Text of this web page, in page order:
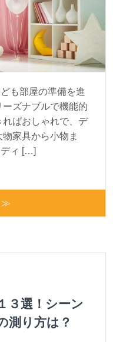
も部屋の準備を進
ズナブルで機能的
ばおしゃれで、デ
家具から小物ま
ディ […]
≫
３選！シーン
測り方は？